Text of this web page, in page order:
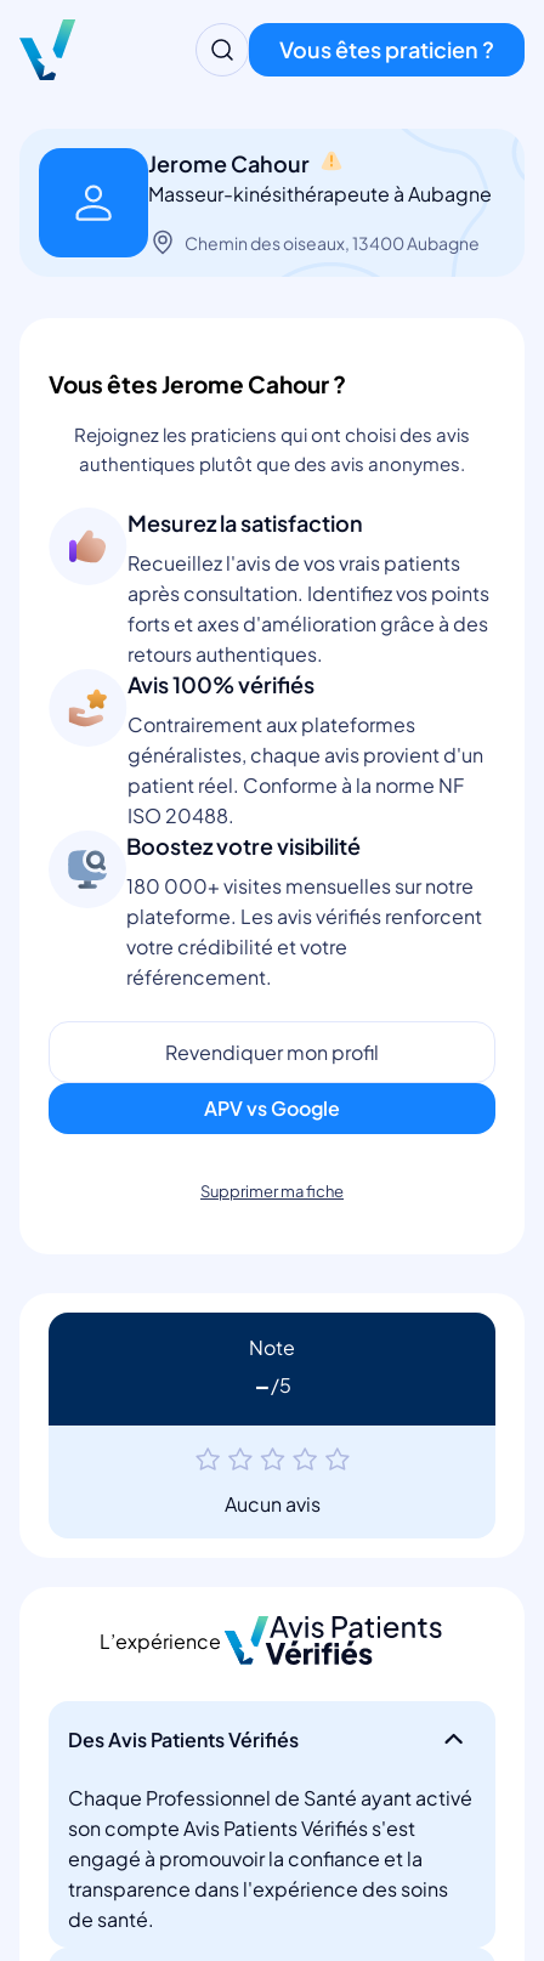
Vous êtes praticien ?
Jerome Cahour
Masseur-kinésithérapeute à Aubagne
Chemin des oiseaux, 13400 Aubagne
Vous êtes Jerome Cahour ?
Rejoignez les praticiens qui ont choisi des avis
authentiques plutôt que des avis anonymes.
Mesurez la satisfaction
Recueillez l'avis de vos vrais patients
après consultation. Identifiez vos points
forts et axes d'amélioration grâce à des
retours authentiques.
Avis 100% vérifiés
Contrairement aux plateformes
généralistes, chaque avis provient d'un
patient réel. Conforme à la norme NF
ISO 20488.
Boostez votre visibilité
180 000+ visites mensuelles sur notre
plateforme. Les avis vérifiés renforcent
votre crédibilité et votre
référencement.
Revendiquer mon profil
APV vs Google
Supprimer ma fiche
Note
-
Aucun avis
L’expérience
Des Avis Patients Vérifiés
Chaque Professionnel de Santé ayant activé
son compte Avis Patients Vérifiés s'est
engagé à promouvoir la confiance et la
transparence dans l'expérience des soins
de santé.